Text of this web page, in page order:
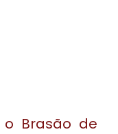
Brasão de